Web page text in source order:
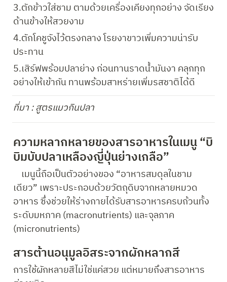
3.ตักข้าวใส่ชาม ตามด้วยเครื่องเคียงทุกอย่าง จัดเรียง
ด้านข้างให้สวยงาม
4.ตักโคชูจังไว้ตรงกลาง โรยงาขาวเพิ่มความน่ารับ
ประทาน
5.เสิร์ฟพร้อมปลาย่าง ก่อนทานราดน้ำมันงา คลุกทุก
อย่างให้เข้ากัน ทานพร้อมสาหร่ายเพิ่มรสชาติได้ดี
ที่มา : สูตรแมวกินปลา
ความหลากหลายของสารอาหารในเมนู “บิ
บิมบับปลาเหลืองญี่ปุ่นย่างเกลือ”
เดียว” เพราะประกอบด้วยวัตถุดิบจากหลายหมวด
อาหาร ซึ่งช่วยให้ร่างกายได้รับสารอาหารครบถ้วนทั้ง
ระดับมหภาค (macronutrients) และจุลภาค
(micronutrients)
สารต้านอนุมูลอิสระจากผักหลากสี
การใช้ผักหลายสีไม่ใช่แค่สวย แต่หมายถึงสารอาหาร